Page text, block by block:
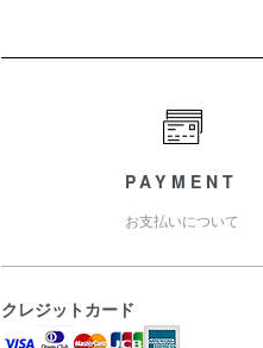
PAYMENT
お支払いについて
クレジットカード